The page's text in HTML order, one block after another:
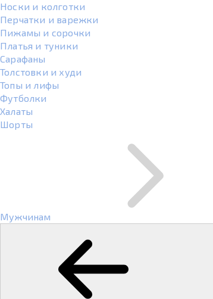
Носки и колготки
Перчатки и варежки
Пижамы и сорочки
Платья и туники
Сарафаны
Толстовки и худи
Топы и лифы
Футболки
Халаты
Шорты
Мужчинам